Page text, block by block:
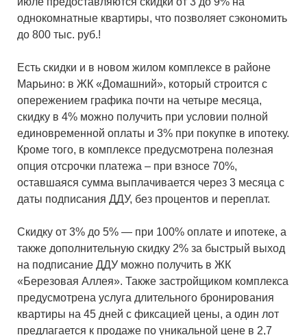
однокомнатные квартиры, что позволяет сэкономить
до 800 тыс. руб.!
Есть скидки и в новом жилом комплексе в районе
Марьино: в ЖК «Домашний», который строится с
опережением графика почти на четыре месяца,
скидку в 4% можно получить при условии полной
единовременной оплаты и 3% при покупке в ипотеку.
Кроме того, в комплексе предусмотрена полезная
опция отсрочки платежа – при взносе 70%,
оставшаяся сумма выплачивается через 3 месяца с
даты подписания ДДУ, без процентов и переплат.
Скидку от 3% до 5% — при 100% оплате и ипотеке, а
также дополнительную скидку 2% за быстрый выход
на подписание ДДУ можно получить в ЖК
«Березовая Аллея». Также застройщиком комплекса
предусмотрена услуга длительного бронирования
квартиры на 45 дней с фиксацией цены, а один лот
предлагается к продаже по уникальной цене в 2,7